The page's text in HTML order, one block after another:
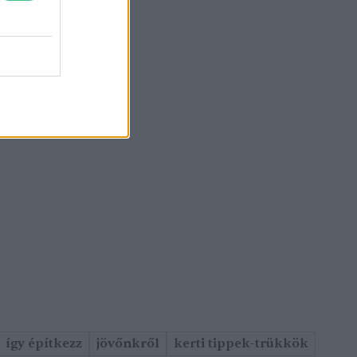
így építkezz jövőnkről kerti tippek-trükkök